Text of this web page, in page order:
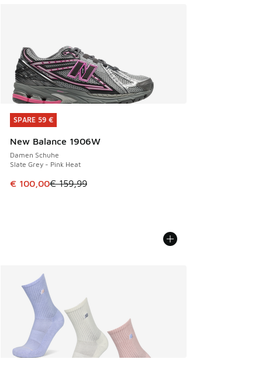
SPARE 59 €
New Balance 1906W
Damen Schuhe
Slate Grey - Pink Heat
Dieser Artikel ist im Sale. Der Preis ist von € 159,99 auf €
€ 100,00€ 159,99
SPARE 59 €